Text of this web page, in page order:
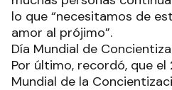
lo que “necesitamos de
amor al prójimo”.
Día Mundial de
Por último, recordó, que el
Mundial de la